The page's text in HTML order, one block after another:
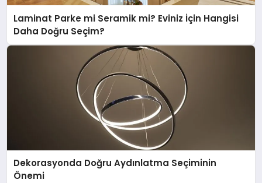
Laminat Parke mi Seramik mi? Eviniz İçin Hangisi
Daha Doğru Seçim?
Dekorasyonda Doğru Aydınlatma Seçiminin
Önemi